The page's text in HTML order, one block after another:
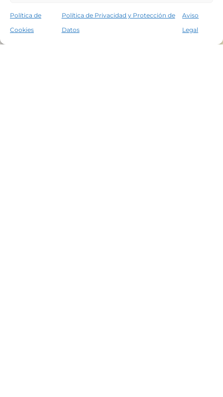
Política de
Cookies
Política de Privacidad y Protección de
Datos
Aviso
Legal